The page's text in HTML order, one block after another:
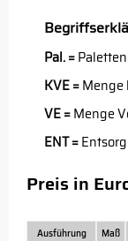
Pal. =
KVE =
VE =Menge
ENT =
Preis in
Ausführung Maß